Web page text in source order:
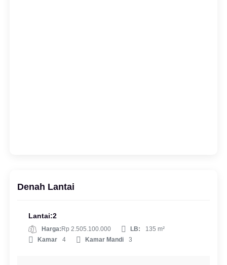
Denah Lantai
Lantai:2
Harga: Rp 2.505.100.000 LB:
135 m²
Kamar
4 Kamar Mandi 3